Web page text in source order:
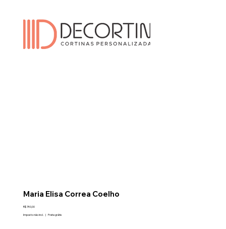
Maria Elisa Correa Coelho
Preço
R$ 740,00
Imposto não incl. | Frete grátis